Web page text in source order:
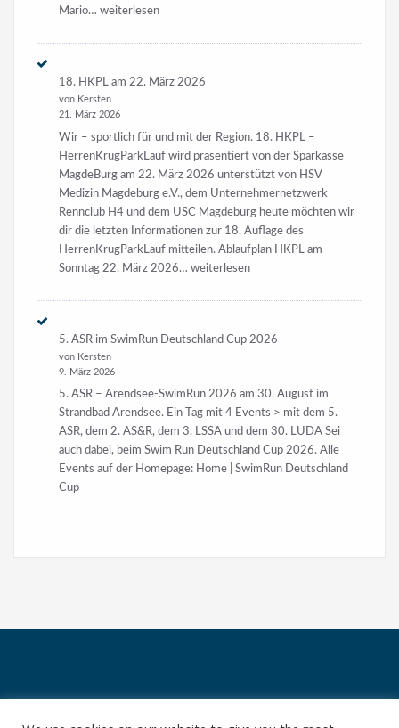
18. HKPL am 22. März 2026
21. März 2026
Wir – sportlich für und mit der Region. 18. HKPL –
HerrenKrugParkLauf wird präsentiert von der Sparkasse
MagdeBurg am 22. März 2026 unterstützt von HSV
Medizin Magdeburg e.V., dem Unternehmernetzwerk
Rennclub H4 und dem USC Magdeburg heute möchten wir
dir die letzten Informationen zur 18. Auflage des
HerrenKrugParkLauf mitteilen. Ablaufplan HKPL am
Sonntag 22. März 2026…18.
HKPL
am
weiterlesen
5. ASR im SwimRun Deutschland Cup 2026
9. März 2026
5. ASR – Arendsee-SwimRun 2026 am 30. August im
Strandbad Arendsee. Ein Tag mit 4 Events > mit dem 5.
ASR, dem 2. AS&R, dem 3. LSSA und dem 30. LUDA Sei
auch dabei, beim Swim Run Deutschland Cup 2026. Alle
Events auf der Homepage: Home | SwimRun Deutschland
Cup
Da tenschutzerklärung